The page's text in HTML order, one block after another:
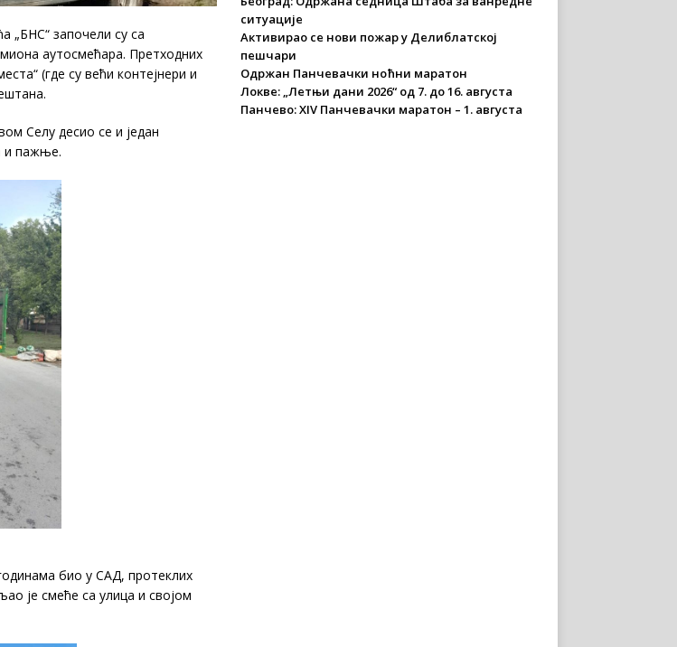
„БНС“ започели су са
аутосмећара. Претходних
(где су већи контејнери и
Селу десио се и један
и пажње.
био у САД, протеклих
је смеће са улица и својом
ситуације
Активирао се нови пожар у Делиблатској
пешчари
Одржан Панчевачки ноћни маратон
Локве: „Летњи дани 2026“ од 7. до 16. августа
Панчево: XIV Панчевачки маратон – 1. августа